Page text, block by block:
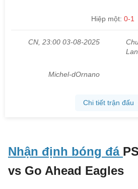
Nhận định bóng đá
vs Go Ahead Eagles